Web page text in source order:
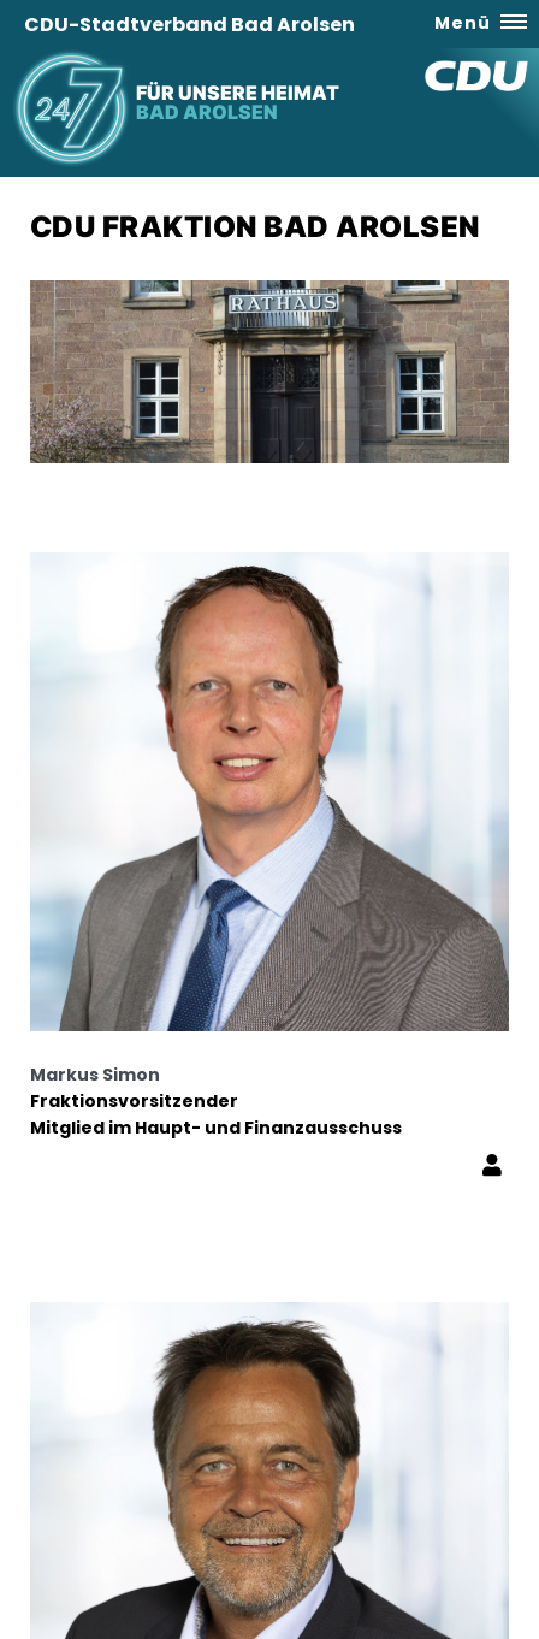
FÜR UNSERE HEIMAT
BAD AROLSEN
CDU-Stadtverband Bad Arolsen Menü
CDU FRAKTION BAD AROLSEN
Markus Simon
Fraktionsvorsitzender
Mitglied im Haupt- und Finanzausschuss